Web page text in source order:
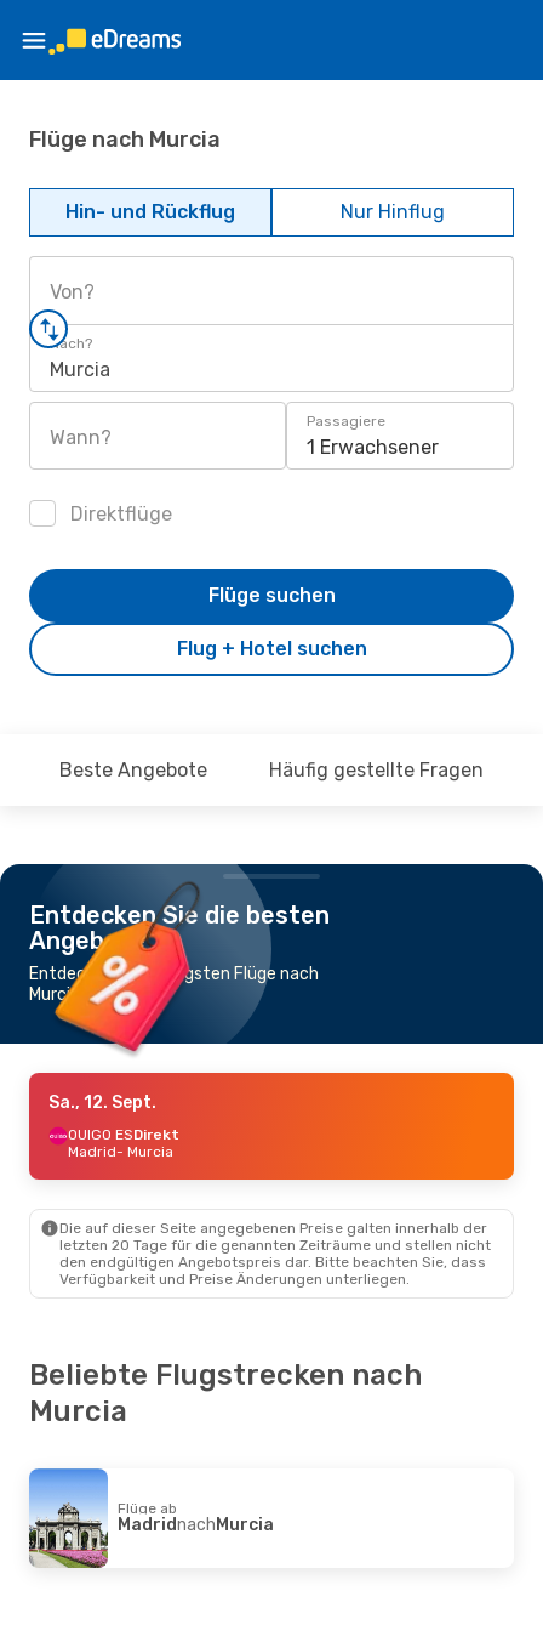
Flüge nach Murcia
Hin- und Rückflug Nur Hinflug
Von?
Nach?
Murcia
Wann?
Passagiere
1 Erwachsener
Direktflüge
Flug + Hotel suchen
Flüge suchen
Beste Angebote Häufig gestellte Fragen
Entdecken Sie die besten
Angebote
Entdecke die günstigsten Flüge nach
Murcia
Sa., 12. Sept.
OUIGO ESDirekt
Madrid- Murcia
Die auf dieser Seite angegebenen Preise galten innerhalb der
letzten 20 Tage für die genannten Zeiträume und stellen nicht
den endgültigen Angebotspreis dar. Bitte beachten Sie, dass
Verfügbarkeit und Preise Änderungen unterliegen.
Beliebte Flugstrecken nach
Murcia
Flüge ab
MadridnachMurcia